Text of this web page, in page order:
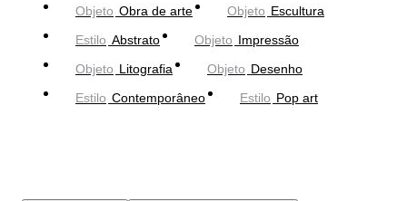
Objeto Obra de arte Objeto Escultura
Estilo Abstrato Objeto Impressão
Objeto Litografia Objeto Desenho
Estilo Contemporâneo Estilo Pop art